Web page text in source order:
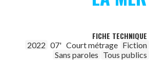
FICHE TECHNIQUE
2022 07' Court métrage Fiction
Sans paroles Tous publics